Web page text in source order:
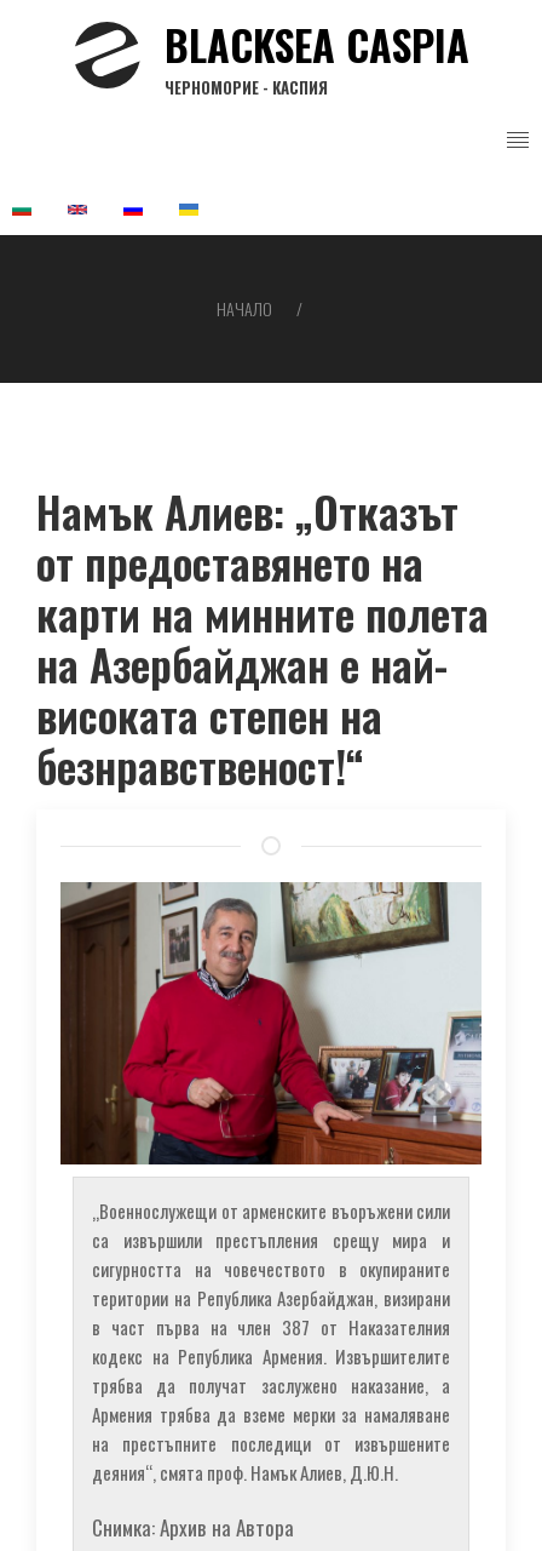
BLACKSEA CASPIA
ЧЕРНОМОРИЕ - КАСПИЯ
НАЧАЛО
Намък Алиев: „Отказът
от предоставянето на
карти на минните полета
на Азербайджан е най-
високата степен на
безнравственост!“
„Военнослужещи от арменските въоръжени сили
са извършили престъпления срещу мира и
сигурността на човечеството в окупираните
територии на Република Азербайджан, визирани
в част първа на член 387 от Наказателния
кодекс на Република Армения. Извършителите
трябва да получат заслужено наказание, а
Армения трябва да вземе мерки за намаляване
на престъпните последици от извършените
деяния“, смята проф. Намък Алиев, Д.Ю.Н.
Снимка: Архив на Автора